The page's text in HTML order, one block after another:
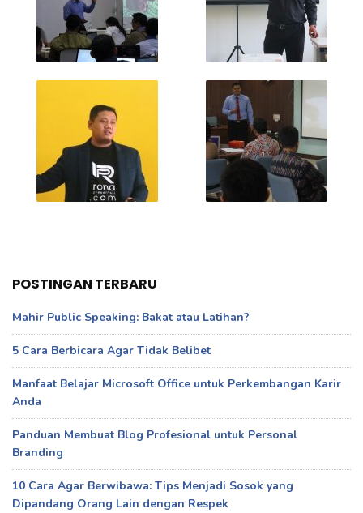
POSTINGAN TERBARU
Mahir Public Speaking: Bakat atau Latihan?
5 Cara Berbicara Agar Tidak Belibet
Manfaat Belajar Microsoft Office untuk Perkembangan Karir
Anda
Panduan Membuat Blog Profesional untuk Personal
Branding
10 Cara Agar Berwibawa: Tips Menjadi Sosok yang
Dipandang Orang Lain dengan Respek